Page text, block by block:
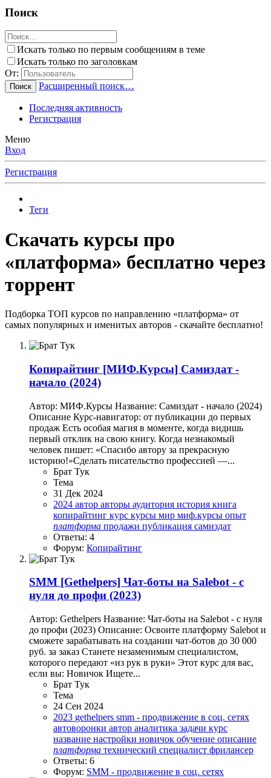
Поиск
Искать только по первым сообщениям в теме
Искать только по заголовкам
От:
Поиск Расширенный поиск…
Последняя активность
Регистрация
Меню
Вход
Регистрация
Теги
Скачать курсы про
«платформа» бесплатно через
торрент
Подборка ТОП курсов по направлению «платформа» от
самых популярных и именитых авторов - скачайте бесплатно!
Копирайтинг [МИФ.Курсы] Самиздат -
начало (2024)
Автор: МИФ.Курсы Название: Самиздат - начало (2024)
Описание Курс-навигатор: от публикации до первых
продаж Есть особая магия в моменте, когда видишь
первый отклик на свою книгу. Когда незнакомый
человек пишет: «Спасибо автору за прекрасную
историю!»Сделать писательство профессией —...
Брат Тук
Тема
31 Дек 2024
2024 автор авторы аудитория история книга
копирайтинг курс курсы мир миф.курсы опыт
платформа продажи публикация самиздат
Ответы: 4
Форум: Копирайтинг
SMM [Gethelpers] Чат-боты на Salebot - с
нуля до профи (2023)
Автор: Gethelpers Название: Чат-боты на Salebot - с нуля
до профи (2023) Описание: Освоите платформу Salebot и
сможете зарабатывать на создании чат-ботов до 30 000
руб. за заказ Станете незаменимым специалистом,
которого передают «из рук в руки» Этот курс для вас,
если вы: Новичок Ищете...
Брат Тук
Тема
24 Сен 2024
2023 gethelpers smm - продвижение в соц. сетях
автоворонки автор аналитика задачи курс
название настройки новичок обучение описание
платформа технический специалист фрилансер
Ответы: 6
Форум: SMM - продвижение в соц. сетях